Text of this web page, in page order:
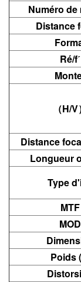
Numéro de
Distance
Ré/fˊ
（H/V
Distance
Longueur
Type
MTF
MOD
Poids